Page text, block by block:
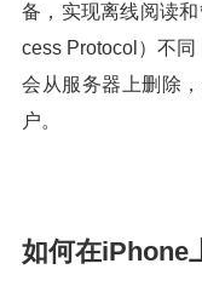
备，实现离线阅读
cess Protocol）不
会从服务器上删除
户。
如何在iPhone